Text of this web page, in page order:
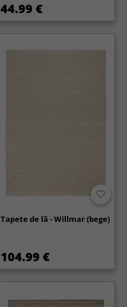
44.99 €
Tapete de lã - Willmar (bege)
104.99 €